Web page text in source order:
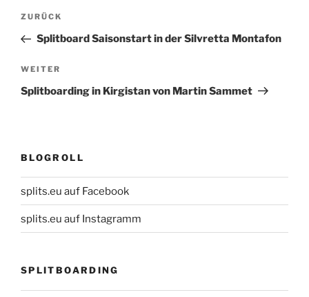
Beitragsnavigation
Vorheriger
Beitrag
ZURÜCK
Splitboard Saisonstart in der Silvretta Montafon
Nächster
Beitrag
WEITER
Splitboarding in Kirgistan von Martin Sammet
BLOGROLL
splits.eu auf Facebook
splits.eu auf Instagramm
SPLITBOARDING